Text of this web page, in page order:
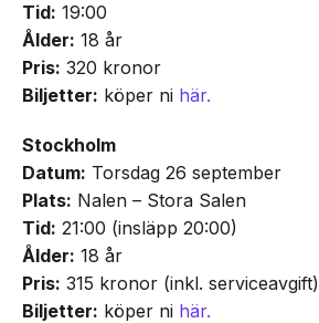
Tid: 19:00
Ålder: 18 år
Pris: 320 kronor
Biljetter: köper ni här.
Stockholm
Datum: Torsdag 26 september
Plats: Nalen – Stora Salen
Tid: 21:00 (insläpp 20:00)
Ålder: 18 år
Pris: 315 kronor (inkl. serviceavgift)
Biljetter: köper ni här.